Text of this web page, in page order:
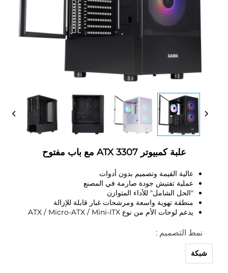
علبة كمبيوتر 3307 ATX مع باب مفتوح
عالية القيمة وتصميم بدون أدوات
عملية تفتيش جودة صارمة في المصنع
"الحل الشامل" للأداء المتوازن
منطقة تهوية واسعة ومرشحات غبار قابلة للإزالة
يدعم لوحات الأم من نوع ATX / Micro-ATX / Mini-ITX
نمط التصميم :
شبكة